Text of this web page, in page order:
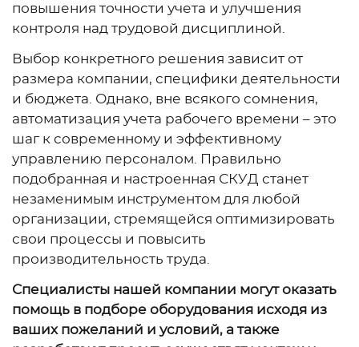
повышения точности учета и улучшения
контроля над трудовой дисциплиной.
Выбор конкретного решения зависит от
размера компании, специфики деятельности
и бюджета. Однако, вне всякого сомнения,
автоматизация учета рабочего времени – это
шаг к современному и эффективному
управлению персоналом. Правильно
подобранная и настроенная СКУД станет
незаменимым инструментом для любой
организации, стремящейся оптимизировать
свои процессы и повысить
производительность труда.
Специалисты нашей компании могут оказать
помощь в подборе оборудования исходя из
ваших пожеланий и условий, а также